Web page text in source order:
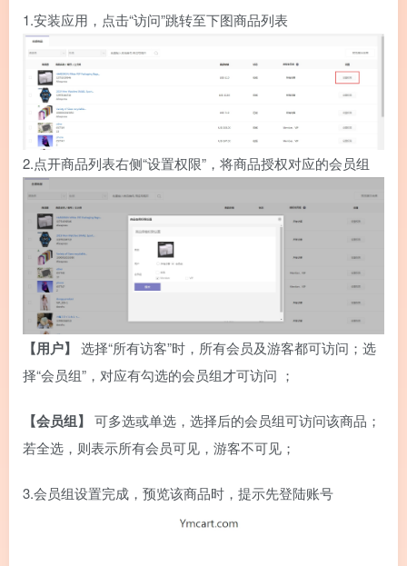
1.安装应用，点击“访问”跳转至下图商品列表
2.点开商品列表右侧“设置权限”，将商品授权对应的会员组
【用户】 选择“所有访客”时，所有会员及游客都可访问；选
择“会员组”，对应有勾选的会员组才可访问 ；
【会员组】 可多选或单选，选择后的会员组可访问该商品；
若全选，则表示所有会员可见，游客不可见；
3.会员组设置完成，预览该商品时，提示先登陆账号